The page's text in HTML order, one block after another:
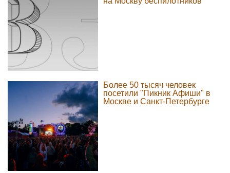
Более 50 тысяч человек
посетили "Пикник Афиши" в
Москве и Санкт-Петербурге